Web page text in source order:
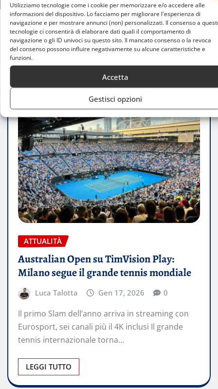
Utilizziamo tecnologie come i cookie per memorizzare e/o accedere alle
informazioni del dispositivo. Lo facciamo per migliorare l'esperienza di
navigazione e per mostrare annunci (non) personalizzati. Il consenso a
tecnologie ci consentirà di elaborare dati quali il comportamento di
navigazione o gli ID univoci su questo sito. Il mancato consenso o la revoca
del consenso possono influire negativamente su alcune caratteristiche e
funzioni.
Accetta
Gestisci opzioni
Home
Australian Open su TimVision Play: Milano segue il
grande tennis mondiale
ATTUALITÀ
Australian Open su TimVision Play:
Milano segue il grande tennis mondiale
Luca Talotta Gen 17, 2026 0
Il primo Slam dell’anno arriva in streaming con
Eurosport, sei canali più il 4K inclusi Il grande
tennis internazionale torna…
LEGGI TUTTO